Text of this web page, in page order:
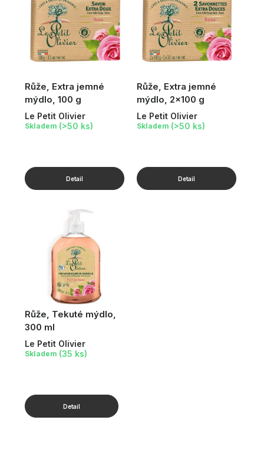
Růže, Extra jemné
mýdlo, 100 g
Le Petit Olivier
Skladem (>50 ks)
Růže, Extra jemné
mýdlo, 2x100 g
Le Petit Olivier
Skladem (>50 ks)
Růže, Tekuté mýdlo,
300 ml
Le Petit Olivier
Skladem (35 ks)